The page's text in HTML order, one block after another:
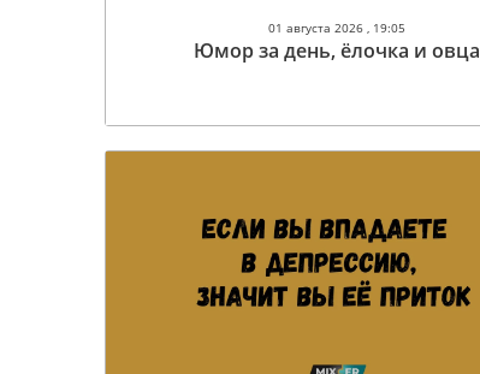
01 августа 2026 , 19:05
Юмор за день, ёлочка и овца